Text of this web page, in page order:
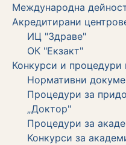
Международна
Акредитирани
ИЦ "Здраве"
ОК "Екзакт"
Конкурси и
Нормативни
Процедури за
„Доктор"
Процедури за
Koнкурси за